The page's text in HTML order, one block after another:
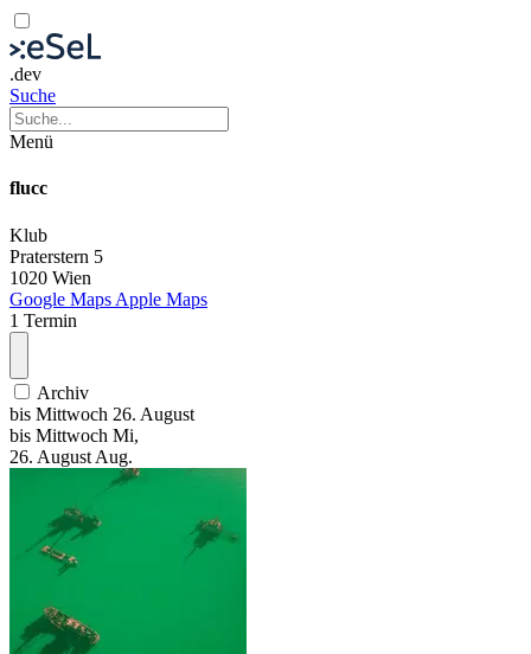
.dev
Suche
Menü
flucc
Klub
Praterstern 5
1020 Wien
Google Maps Apple Maps
1 Termin
Archiv
bis Mittwoch 26. August
bis Mittwoch Mi,
26. August Aug.